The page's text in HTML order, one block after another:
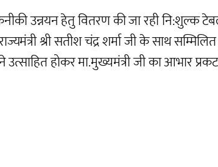
तकनीकी उन्नयन हेतु वितरण की जा रही
श्री सतीश चंद्र शर्मा जी के साथ
होकर मा.मुख्यमंत्री जी का आभार